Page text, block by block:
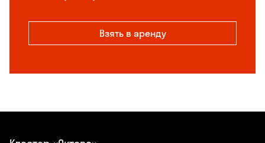
Взять в аренду